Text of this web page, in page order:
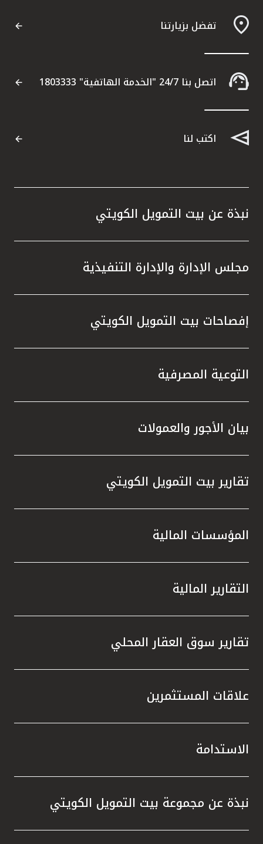
تفضل بزيارتنا
اتصل بنا 24/7 "الخدمة الهاتفية" 1803333
اكتب لنا
نبذة عن بيت التمويل الكويتي
مجلس الإدارة والإدارة التنفيذية
إفصاحات بيت التمويل الكويتي
التوعية المصرفية
بيان الأجور والعمولات
تقارير بيت التمويل الكويتي
المؤسسات المالية
التقارير المالية
تقارير سوق العقار المحلي
علاقات المستثمرين
الاستدامة
نبذة عن مجموعة بيت التمويل الكويتي